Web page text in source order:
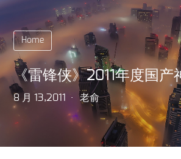
Home
《雷锋侠》2011年度国产
8 月 13,2011 老俞